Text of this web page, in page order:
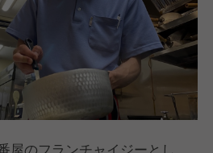
屋のフランチャイジーとし